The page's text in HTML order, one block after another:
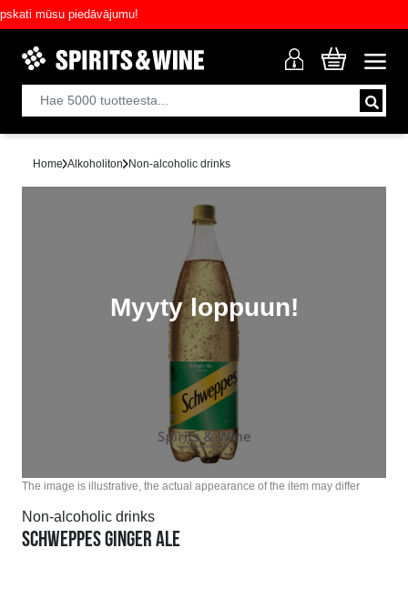
mūsu piedāvājumu!
Home Alkoholiton Non-alcoholic drinks
Myyty loppuun!
The image is illustrative, the actual appearance of the item may differ
Non-alcoholic drinks
SCHWEPPES GINGER ALE